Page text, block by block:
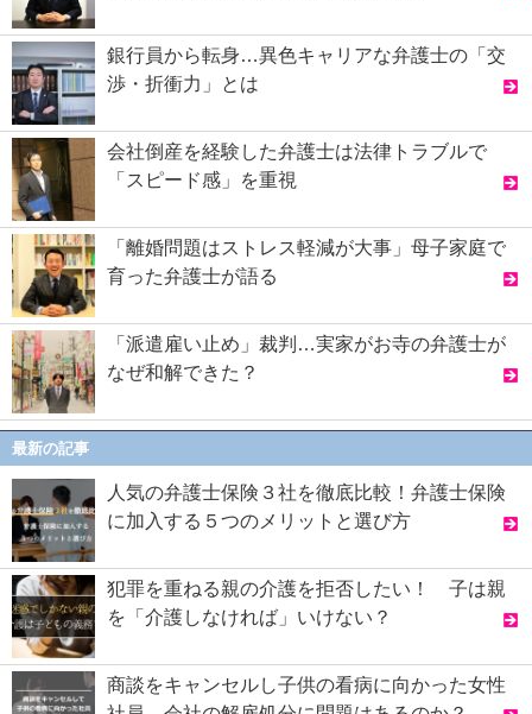
銀行員から転身…異色キャリアな弁護士の「交
渉・折衝力」とは
会社倒産を経験した弁護士は法律トラブルで
「スピード感」を重視
「離婚問題はストレス軽減が大事」母子家庭で
育った弁護士が語る
「派遣雇い止め」裁判…実家がお寺の弁護士が
なぜ和解できた？
最新の記事
人気の弁護士保険３社を徹底比較！弁護士保険
に加入する５つのメリットと選び方
犯罪を重ねる親の介護を拒否したい！ 子は親
を「介護しなければ」いけない？
商談をキャンセルし子供の看病に向かった女性